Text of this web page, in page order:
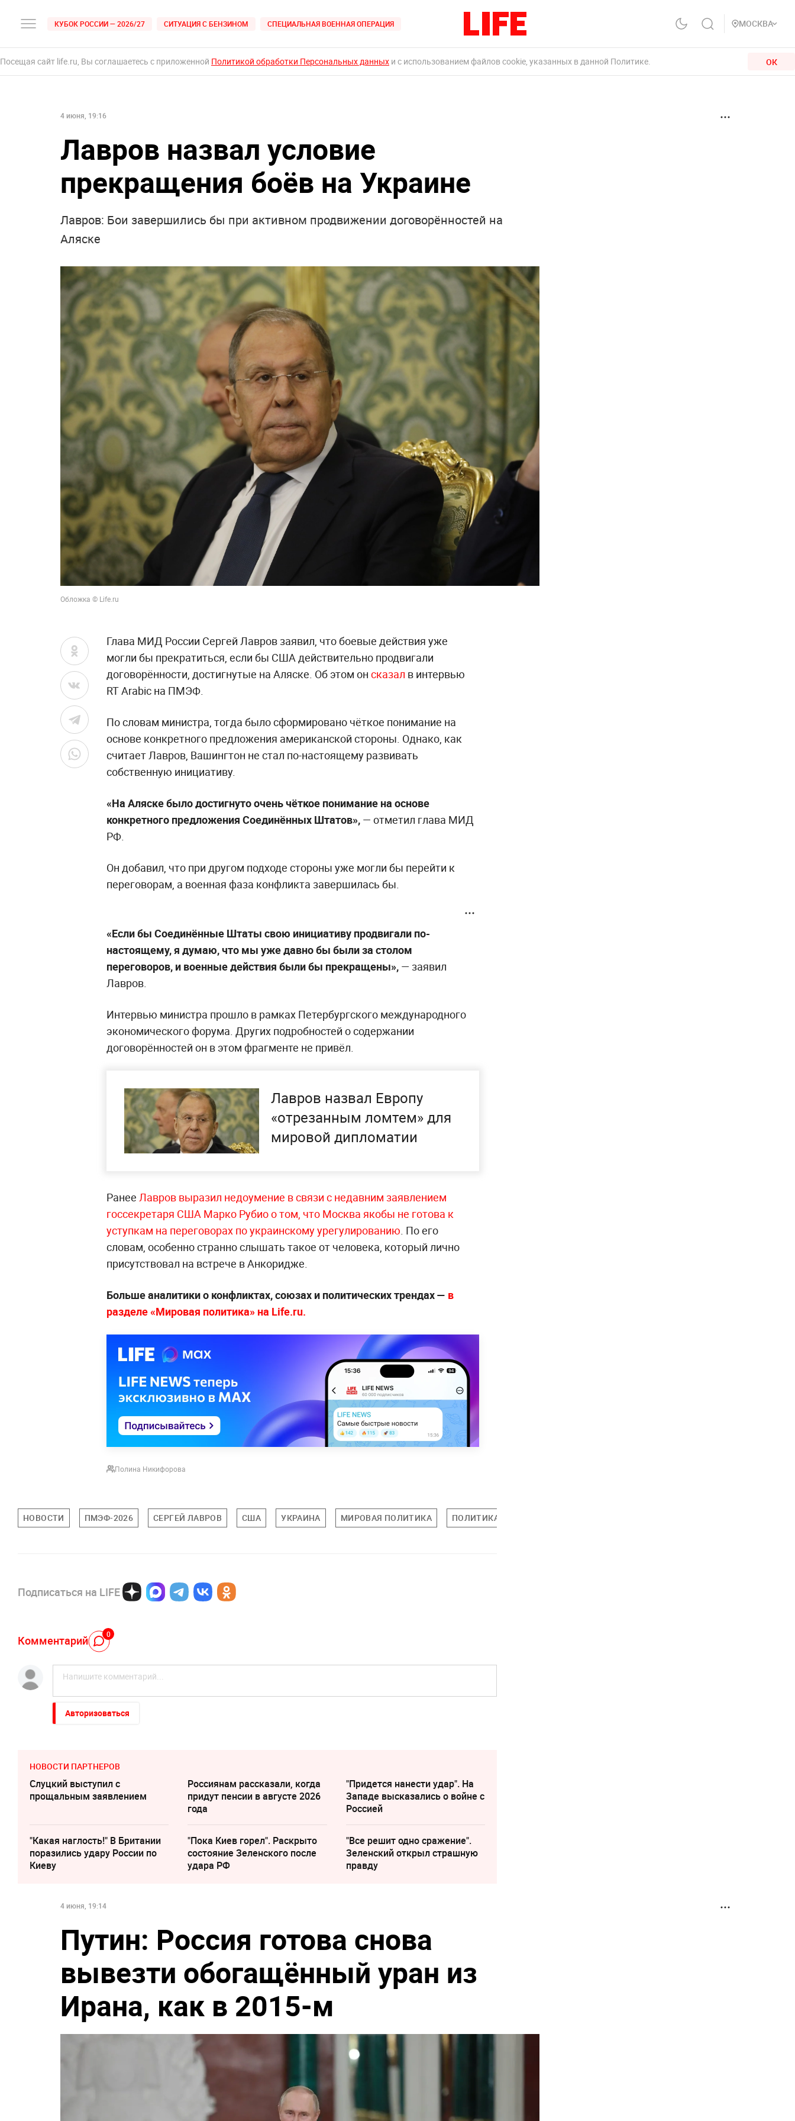
КУБОК РОССИИ — 2026/27 СИТУАЦИЯ С БЕНЗИНОМ СПЕЦИАЛЬНАЯ ВОЕННАЯ ОПЕРАЦИЯ МОСКВА
Посещая сайт life.ru, Вы соглашаетесь с приложенной Политикой обработки Персональных данных и с использованием файлов cookie, указанных в данной Политике. ОК
4 июня, 19:16
Лавров назвал условие
прекращения боёв на Украине
Лавров: Бои завершились бы при активном продвижении договорённостей на
Аляске
Обложка © Life.ru
Глава МИД России Сергей Лавров заявил, что боевые действия уже
могли бы прекратиться, если бы США действительно продвигали
договорённости, достигнутые на Аляске. Об этом он сказал в интервью
RT Arabic на ПМЭФ.
По словам министра, тогда было сформировано чёткое понимание на
основе конкретного предложения американской стороны. Однако, как
считает Лавров, Вашингтон не стал по-настоящему развивать
собственную инициативу.
«На Аляске было достигнуто очень чёткое понимание на основе
конкретного предложения Соединённых Штатов», — отметил глава МИД
РФ.
Он добавил, что при другом подходе стороны уже могли бы перейти к
переговорам, а военная фаза конфликта завершилась бы.
«Если бы Соединённые Штаты свою инициативу продвигали по-
настоящему, я думаю, что мы уже давно бы были за столом
переговоров, и военные действия были бы прекращены», — заявил
Лавров.
Интервью министра прошло в рамках Петербургского международного
экономического форума. Других подробностей о содержании
договорённостей он в этом фрагменте не привёл.
Лавров назвал Европу
«отрезанным ломтем» для
мировой дипломатии
Ранее Лавров выразил недоумение в связи с недавним заявлением
госсекретаря США Марко Рубио о том, что Москва якобы не готова к
уступкам на переговорах по украинскому урегулированию. По его
словам, особенно странно слышать такое от человека, который лично
присутствовал на встрече в Анкоридже.
Больше аналитики о конфликтах, союзах и политических трендах — в
разделе «Мировая политика» на Life.ru.
Полина Никифорова
НОВОСТИ ПМЭФ-2026 СЕРГЕЙ ЛАВРОВ США УКРАИНА МИРОВАЯ ПОЛИТИКА ПОЛИТИКА
Подписаться на LIFE
Комментарий 0
Авторизоваться
НОВОСТИ ПАРТНЕРОВ
Слуцкий выступил с
прощальным заявлением
Россиянам рассказали, когда
придут пенсии в августе 2026
года
"Придется нанести удар". На
Западе высказались о войне с
Россией
"Какая наглость!" В Британии
поразились удару России по
Киеву
"Пока Киев горел". Раскрыто
состояние Зеленского после
удара РФ
"Все решит одно сражение".
Зеленский открыл страшную
правду
4 июня, 19:14
Путин: Россия готова снова
вывезти обогащённый уран из
Ирана, как в 2015-м